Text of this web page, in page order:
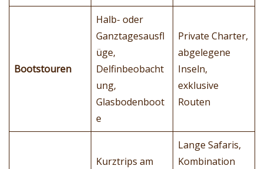
Bootstouren
Halb- oder
Ganztagesausfl
üge,
Delfinbeobacht
ung,
Glasbodenboot
e
Private Charter,
abgelegene
Inseln,
exklusive
Routen
Kurztrips am
Lange Safaris,
Kombination